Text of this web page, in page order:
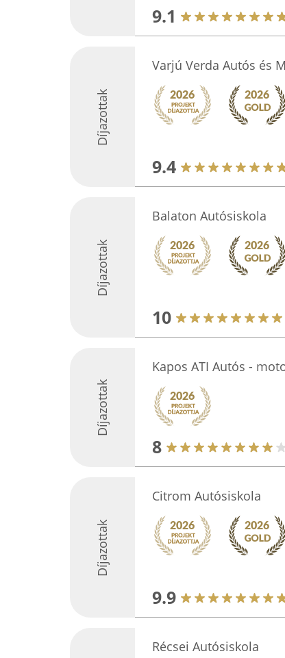
9.1
Díjazottak
Varjú Verda Autós és
9.4
Díjazottak
Balaton Autósiskola
10
Díjazottak
Kapos ATI Autós -
8
Díjazottak
Citrom Autósiskola
9.9
Récsei Autósiskola